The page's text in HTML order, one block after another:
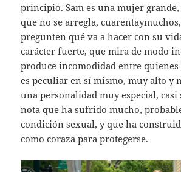
principio. Sam es una mujer
que no se arregla,
pregunten qué va a hacer con su
carácter fuerte, que mira de modo
produce incomodidad entre quienes
es peculiar en sí mismo, muy alto y
una personalidad muy especial,
nota que ha sufrido mucho,
condición sexual, y que ha
como coraza para protegerse.